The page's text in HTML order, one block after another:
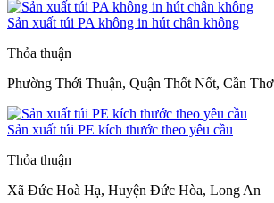
Sản xuất túi PA không in hút chân không
Thỏa thuận
Phường Thới Thuận, Quận Thốt Nốt, Cần Thơ
Sản xuất túi PE kích thước theo yêu cầu
Thỏa thuận
Xã Đức Hoà Hạ, Huyện Đức Hòa, Long An